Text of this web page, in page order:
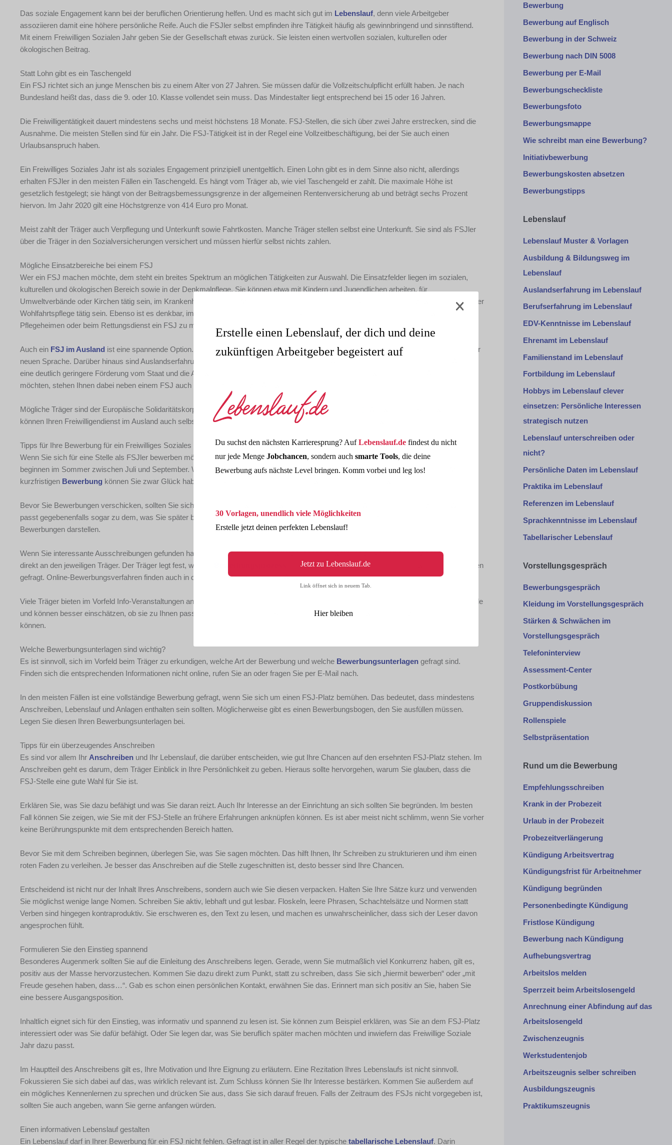
Das soziale Engagement kann bei der beruflichen Orientierung helfen. Und es macht sich gut im Lebenslauf, denn viele Arbeitgeber
assoziieren damit eine höhere persönliche Reife. Auch die FSJler selbst empfinden ihre Tätigkeit häufig als gewinnbringend und sinnstiftend.
Mit einem Freiwilligen Sozialen Jahr geben Sie der Gesellschaft etwas zurück. Sie leisten einen wertvollen sozialen, kulturellen oder
ökologischen Beitrag.
Statt Lohn gibt es ein Taschengeld
Ein FSJ richtet sich an junge Menschen bis zu einem Alter von 27 Jahren. Sie müssen dafür die Vollzeitschulpflicht erfüllt haben. Je nach
Bundesland heißt das, dass die 9. oder 10. Klasse vollendet sein muss. Das Mindestalter liegt entsprechend bei 15 oder 16 Jahren.
Die Freiwilligentätigkeit dauert mindestens sechs und meist höchstens 18 Monate. FSJ-Stellen, die sich über zwei Jahre erstrecken, sind die
Ausnahme. Die meisten Stellen sind für ein Jahr. Die FSJ-Tätigkeit ist in der Regel eine Vollzeitbeschäftigung, bei der Sie auch einen
Urlaubsanspruch haben.
Ein Freiwilliges Soziales Jahr ist als soziales Engagement prinzipiell unentgeltlich. Einen Lohn gibt es in dem Sinne also nicht, allerdings
erhalten FSJler in den meisten Fällen ein Taschengeld. Es hängt vom Träger ab, wie viel Taschengeld er zahlt. Die maximale Höhe ist
gesetzlich festgelegt; sie hängt von der Beitragsbemessungsgrenze in der allgemeinen Rentenversicherung ab und beträgt sechs Prozent
hiervon. Im Jahr 2020 gilt eine Höchstgrenze von 414 Euro pro Monat.
Meist zahlt der Träger auch Verpflegung und Unterkunft sowie Fahrtkosten. Manche Träger stellen selbst eine Unterkunft. Sie sind als FSJler
über die Träger in den Sozialversicherungen versichert und müssen hierfür selbst nichts zahlen.
Mögliche Einsatzbereiche bei einem FSJ
Wer ein FSJ machen möchte, dem steht ein breites Spektrum an möglichen Tätigkeiten zur Auswahl. Die Einsatzfelder liegen im sozialen,
kulturellen und ökologischen Bereich sowie in der Denkmalpflege. Sie können etwa mit Kindern und Jugendlichen arbeiten, für
Umweltverbände oder Kirchen tätig sein, im Krankenhaus helfen, in Museen, Bibliotheken oder bei Sportvereinen eingesetzt werden oder in der
Wohlfahrtspflege tätig sein. Ebenso ist es denkbar, im Tierheim, in Tierparks, bei Sportvereinen, in Planungsbüros, Behindertenwerkstätten,
Pflegeheimen oder beim Rettungsdienst ein FSJ zu machen.
Auch ein FSJ im Ausland ist eine spannende Option. Es bietet nicht nur Einblicke in eine andere Kultur, sondern hilft auch beim Erlernen einer
neuen Sprache. Darüber hinaus sind Auslandserfahrungen im Lebenslauf immer gern gesehen. Allerdings erhalten Sie für ein FSJ im Ausland
eine deutlich geringere Förderung vom Staat und die Auswahl an Stellen ist kleiner. Falls Sie gerne einen Freiwilligendienst im Ausland leisten
möchten, stehen Ihnen dabei neben einem FSJ auch andere Optionen zur Auswahl.
Mögliche Träger sind der Europäische Solidaritätskorps, der IJFD (Internationaler Jugendfreiwilligendienst), Weltwärts und Kulturweit. Sie
können Ihren Freiwilligendienst im Ausland auch selbst organisieren und sich direkt an einen möglichen Träger wenden.
Tipps für Ihre Bewerbung für ein Freiwilliges Soziales Jahr
Wenn Sie sich für eine Stelle als FSJler bewerben möchten, sollten Sie sich frühzeitig nach passenden Stellen umsehen. Die meisten Stellen
beginnen im Sommer zwischen Juli und September. Wer sich Anfang des Jahres bewirbt, hat meist gute Chancen, etwas zu finden. Mit einer
kurzfristigen Bewerbung können Sie zwar Glück haben, aber viele gute Stellen sind dann wahrscheinlich schon weg.
Bevor Sie Bewerbungen verschicken, sollten Sie sich gut überlegen, woran Sie wirklich Interesse haben: Welcher Bereich reizt Sie? Was
passt gegebenenfalls sogar zu dem, was Sie später beruflich machen möchten? Ein FSJ kann eine wichtige Qualifikation bei späteren
Bewerbungen darstellen.
Wenn Sie interessante Ausschreibungen gefunden haben, geht es darum, eine überzeugende Bewerbung zu verschicken. Meist geht diese
direkt an den jeweiligen Träger. Der Träger legt fest, wie der
abläuft. Nicht immer sind klassische Bewerbungsunterlagen
gefragt. Online-Bewerbungsverfahren finden auch in diesem Bereich zunehmend Anwendung.
Viele Träger bieten im Vorfeld Info-Veranstaltungen an. Der Besuch kann sich lohnen, denn dort erfahren Sie nicht nur mehr über die FSJ-Stelle
und können besser einschätzen, ob sie zu Ihnen passt, sondern können auch Kontakte knüpfen, die im Bewerbungsprozess hilfreich sein
können.
Welche Bewerbungsunterlagen sind wichtig?
Es ist sinnvoll, sich im Vorfeld beim Träger zu erkundigen, welche Art der Bewerbung und welche Bewerbungsunterlagen gefragt sind.
Finden sich die entsprechenden Informationen nicht online, rufen Sie an oder fragen Sie per E-Mail nach.
In den meisten Fällen ist eine vollständige Bewerbung gefragt, wenn Sie sich um einen FSJ-Platz bemühen. Das bedeutet, dass mindestens
Anschreiben, Lebenslauf und Anlagen enthalten sein sollten. Möglicherweise gibt es einen Bewerbungsbogen, den Sie ausfüllen müssen.
Legen Sie diesen Ihren Bewerbungsunterlagen bei.
Tipps für ein überzeugendes Anschreiben
Es sind vor allem Ihr Anschreiben und Ihr Lebenslauf, die darüber entscheiden, wie gut Ihre Chancen auf den ersehnten FSJ-Platz stehen. Im
Anschreiben geht es darum, dem Träger Einblick in Ihre Persönlichkeit zu geben. Hieraus sollte hervorgehen, warum Sie glauben, dass die
FSJ-Stelle eine gute Wahl für Sie ist.
Erklären Sie, was Sie dazu befähigt und was Sie daran reizt. Auch Ihr Interesse an der Einrichtung an sich sollten Sie begründen. Im besten
Fall können Sie zeigen, wie Sie mit der FSJ-Stelle an frühere Erfahrungen anknüpfen können. Es ist aber meist nicht schlimm, wenn Sie vorher
keine Berührungspunkte mit dem entsprechenden Bereich hatten.
Bevor Sie mit dem Schreiben beginnen, überlegen Sie, was Sie sagen möchten. Das hilft Ihnen, Ihr Schreiben zu strukturieren und ihm einen
roten Faden zu verleihen. Je besser das Anschreiben auf die Stelle zugeschnitten ist, desto besser sind Ihre Chancen.
Entscheidend ist nicht nur der Inhalt Ihres Anschreibens, sondern auch wie Sie diesen verpacken. Halten Sie Ihre Sätze kurz und verwenden
Sie möglichst wenige lange Nomen. Schreiben Sie aktiv, lebhaft und gut lesbar. Floskeln, leere Phrasen, Schachtelsätze und Normen statt
Verben sind hingegen kontraproduktiv. Sie erschweren es, den Text zu lesen, und machen es unwahrscheinlicher, dass sich der Leser davon
angesprochen fühlt.
Formulieren Sie den Einstieg spannend
Besonderes Augenmerk sollten Sie auf die Einleitung des Anschreibens legen. Gerade, wenn Sie mutmaßlich viel Konkurrenz haben, gilt es,
positiv aus der Masse hervorzustechen. Kommen Sie dazu direkt zum Punkt, statt zu schreiben, dass Sie sich „hiermit bewerben“ oder „mit
Freude gesehen haben, dass…“. Gab es schon einen persönlichen Kontakt, erwähnen Sie das. Erinnert man sich positiv an Sie, haben Sie
eine bessere Ausgangsposition.
Inhaltlich eignet sich für den Einstieg, was informativ und spannend zu lesen ist. Sie können zum Beispiel erklären, was Sie an dem FSJ-Platz
interessiert oder was Sie dafür befähigt. Oder Sie legen dar, was Sie beruflich später machen möchten und inwiefern das Freiwillige Soziale
Jahr dazu passt.
Im Hauptteil des Anschreibens gilt es, Ihre Motivation und Ihre Eignung zu erläutern. Eine Rezitation Ihres Lebenslaufs ist nicht sinnvoll.
Fokussieren Sie sich dabei auf das, was wirklich relevant ist. Zum Schluss können Sie Ihr Interesse bestärken. Kommen Sie außerdem auf
ein mögliches Kennenlernen zu sprechen und drücken Sie aus, dass Sie sich darauf freuen. Falls der Zeitraum des FSJs nicht vorgegeben ist,
sollten Sie auch angeben, wann Sie gerne anfangen würden.
Einen informativen Lebenslauf gestalten
Ein Lebenslauf darf in Ihrer Bewerbung für ein FSJ nicht fehlen. Gefragt ist in aller Regel der typische tabellarische Lebenslauf. Darin
Bewerbung
Bewerbung auf Englisch
Bewerbung in der Schweiz
Bewerbung nach DIN 5008
Bewerbung per E-Mail
Bewerbungscheckliste
Bewerbungsfoto
Bewerbungsmappe
Wie schreibt man eine Bewerbung?
Initiativbewerbung
Bewerbungskosten absetzen
Bewerbungstipps
Lebenslauf
Lebenslauf Muster & Vorlagen
Ausbildung & Bildungsweg im
Lebenslauf
Auslandserfahrung im Lebenslauf
Berufserfahrung im Lebenslauf
EDV-Kenntnisse im Lebenslauf
Ehrenamt im Lebenslauf
Familienstand im Lebenslauf
Fortbildung im Lebenslauf
Hobbys im Lebenslauf clever
einsetzen: Persönliche Interessen
strategisch nutzen
Lebenslauf unterschreiben oder
nicht?
Persönliche Daten im Lebenslauf
Praktika im Lebenslauf
Referenzen im Lebenslauf
Sprachkenntnisse im Lebenslauf
Tabellarischer Lebenslauf
Vorstellungsgespräch
Bewerbungsgespräch
Kleidung im Vorstellungsgespräch
Stärken & Schwächen im
Vorstellungsgespräch
Telefoninterview
Assessment-Center
Postkorbübung
Gruppendiskussion
Rollenspiele
Selbstpräsentation
Rund um die Bewerbung
Empfehlungsschreiben
Krank in der Probezeit
Urlaub in der Probezeit
Probezeitverlängerung
Kündigung Arbeitsvertrag
Kündigungsfrist für Arbeitnehmer
Kündigung begründen
Personenbedingte Kündigung
Fristlose Kündigung
Bewerbung nach Kündigung
Aufhebungsvertrag
Arbeitslos melden
Sperrzeit beim Arbeitslosengeld
Anrechnung einer Abfindung auf das
Arbeitslosengeld
Zwischenzeugnis
Werkstudentenjob
Arbeitszeugnis selber schreiben
Ausbildungszeugnis
Praktikumszeugnis
Erstelle einen Lebenslauf, der dich und deine
zukünftigen Arbeitgeber begeistert auf
Link öffnet sich in neuem Tab.
Hier bleiben
Du suchst den nächsten Karrieresprung? AufLebenslauf.de findest du nicht
nur jede Menge Jobchancen, sondern auch smarte Tools, die deine
Bewerbung aufs nächste Level bringen. Komm vorbei und leg los!
30 Vorlagen, unendlich viele Möglichkeiten
Erstelle jetzt deinen perfekten Lebenslauf!
Jetzt zu Lebenslauf.de